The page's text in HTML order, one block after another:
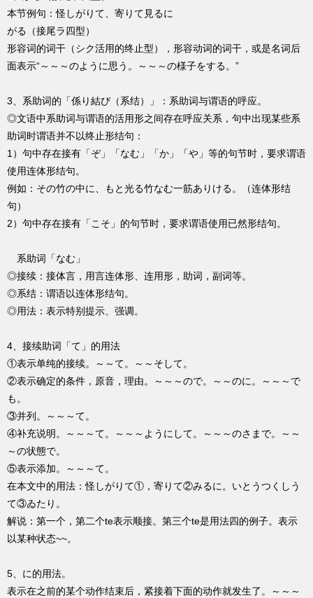
本节例句：怪しがりて、寄りて見るに
がる（接尾ラ四型）
形容词的词干（シク活用的终止型），形容动词的词干，或是名词后
面表示“～～～のように思う。～～～の様子をする。”
3、系助词的「係り結び（系结）」：系助词与谓语的呼应。
◎文语中系助词与谓语的活用形之间存在呼应关系，句中出现某些系
助词时谓语并不以终止形结句：
1）句中存在接有「ぞ」「なむ」「か」「や」等的句节时，要求谓语
使用连体形结句。
例如：その竹の中に、もと光る竹なむ一筋ありける。（连体形结
句）
2）句中存在接有「こそ」的句节时，要求谓语使用已然形结句。
系助词「なむ」
◎接续：接体言，用言连体形、连用形，助词，副词等。
◎系结：谓语以连体形结句。
◎用法：表示特别提示、强调。
4、接续助词「て」的用法
①表示单纯的接续。～～て。～～そして。
②表示确定的条件，原音，理由。～～～ので。～～のに。～～～で
も。
③并列。～～～て。
④补充说明。～～～て。～～～ようにして。～～～のさまで。～～
～の状態で。
⑤表示添加。～～～て。
在本文中的用法：怪しがりて①，寄りて②みるに。いとうつくしう
て③ゐたり。
解说：第一个，第二个te表示顺接。第三个te是用法四的例子。表示
以某种状态~~。
5、に的用法。
表示在之前的某个动作结束后，紧接着下面的动作就发生了。～～～